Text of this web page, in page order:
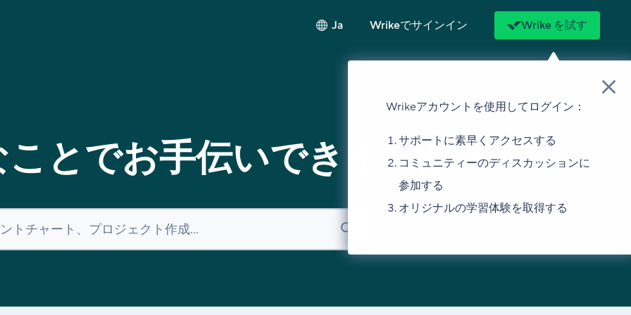
Ja Wrikeでサインイン Wrike を試す
Wrikeアカウントを使用してログイン：
サポートに素早くアクセスする
コミュニティーのディスカッションに
参加する
オリジナルの学習体験を取得する
とでお手伝いできますか？